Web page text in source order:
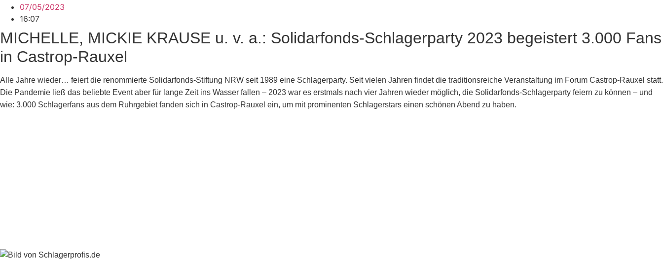
07/05/2023
16:07
MICHELLE, MICKIE KRAUSE u. v. a.: Solidarfonds-Schlagerparty 2023 begeistert 3.000 Fans
in Castrop-Rauxel
Alle Jahre wieder… feiert die renommierte Solidarfonds-Stiftung NRW seit 1989 eine Schlagerparty. Seit vielen Jahren findet die traditionsreiche Veranstaltung im Forum Castrop-Rauxel statt.
Die Pandemie ließ das beliebte Event aber für lange Zeit ins Wasser fallen – 2023 war es erstmals nach vier Jahren wieder möglich, die Solidarfonds-Schlagerparty feiern zu können – und
wie: 3.000 Schlagerfans aus dem Ruhrgebiet fanden sich in Castrop-Rauxel ein, um mit prominenten Schlagerstars einen schönen Abend zu haben.